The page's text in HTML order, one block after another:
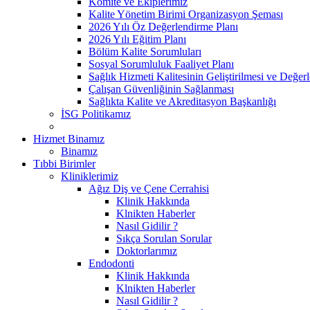
Kalite Yönetim Birimi Organizasyon Şeması
2026 Yılı Öz Değerlendirme Planı
2026 Yılı Eğitim Planı
Bölüm Kalite Sorumluları
Sosyal Sorumluluk Faaliyet Planı
Sağlık Hizmeti Kalitesinin Geliştirilmesi ve
Çalışan Güvenliğinin Sağlanması
Sağlıkta Kalite ve Akreditasyon Başkanlığı
İSG Politikamız
Hizmet Binamız
Binamız
Tıbbi Birimler
Kliniklerimiz
Ağız Diş ve Çene Cerrahisi
Klinik Hakkında
Klnikten Haberler
Nasıl Gidilir ?
Sıkça Sorulan Sorular
Doktorlarımız
Endodonti
Klinik Hakkında
Klnikten Haberler
Nasıl Gidilir ?